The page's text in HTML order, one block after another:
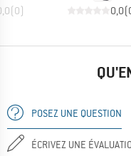
(0) 0,0(
POSEZ UNE QUESTION
ÉCRIVEZ UNE